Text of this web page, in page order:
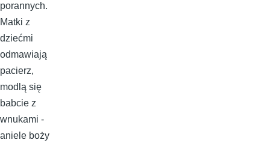
porannych.
Matki z
dziećmi
odmawiają
pacierz,
modlą się
babcie z
wnukami -
aniele boży